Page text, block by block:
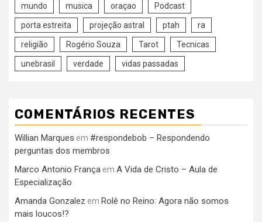
mundo musica oraçao Podcast
porta estreita projeção astral ptah ra
religião Rogério Souza Tarot Tecnicas
unebrasil verdade vidas passadas
COMENTÁRIOS RECENTES
Willian Marques em #respondebob – Respondendo
perguntas dos membros
Marco Antonio França em A Vida de Cristo – Aula de
Especialização
Amanda Gonzalez em Rolê no Reino: Agora não somos
mais loucos!?